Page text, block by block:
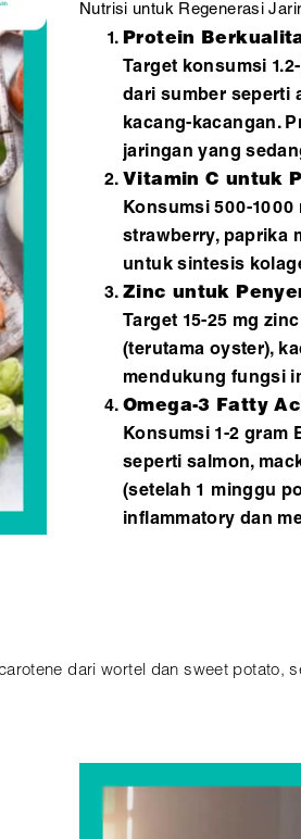
Nutrisi untuk Regenerasi
Protein
Target konsumsi
dari sumber seperti
kacang-kacangan.
jaringan yang
Vitamin C untuk
Konsumsi 500-
strawberry, paprika
untuk sintesis
Zinc untuk
Target 15-25 mg
(terutama oyster),
mendukung fungsi
Omega-3 Fatty
Konsumsi 1-2 gram
seperti salmon,
(setelah 1 minggu
inflammatory dan
dari wortel dan sweet potato,